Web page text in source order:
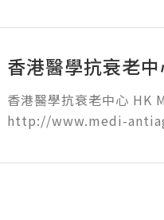
香港醫學抗衰老
香港醫學抗衰老中心 HK
http://www.medi-